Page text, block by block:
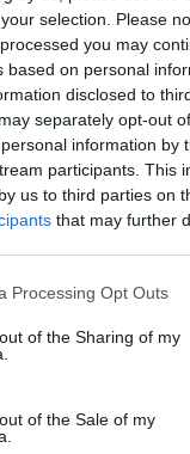
selection. Please
you may
based on personal
disclosed to
separately opt-out
information by
participants. This
us to third parties on
that may further
website/app uses one
or usage behaviour.
to Google and its
specified purposes
Processing Opt Outs
of the Sharing of my
of the Sale of my